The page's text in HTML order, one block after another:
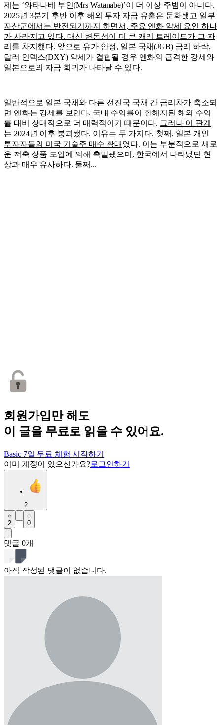
제는 ‘와타나베 부인(Mrs Watanabe)’이 더 이상 주범이 아니다.
2025년 3분기 후반 이후 해외 투자 자금 유출은 둔화됐고 일부
자산군에서는 반전되기까지 하면서, 주요 엔화 약세 요인 하나
가 사라지고 있다. 대신 변동성이 더 큰 캐리 트레이드가 그 자
리를 차지했다. 앞으로 유가 안정, 일본 국채(JGB) 금리 하락,
달러 인덱스(DXY) 약세가 결합될 경우 엔화의 급격한 강세와
일본으로의 자금 회귀가 나타날 수 있다.
일반적으로 일본 국채와 다른 선진국 국채 간 금리차가 축소되
면 엔화는 강세 를 보인다. 국내 수익률이 환헤지된 해외 수익
률 대비 상대적으로 더 매력적이기 때문이다. 그러나 이 관계
는 2024년 이후 붕괴 됐다. 이유는 두 가지다. 첫째, 일본 개인
투자자들의 미국 기술주 매수 확대 였다. 이는 부분적으로 새로
운 저축 상품 도입에 의해 촉발됐으며, 한국에서 나타났던 현
상과 매우 유사하다. 둘째...
회원가입만 해도
이 글을 무료로 읽을 수 있어요.
Basic 7일 무료 체험 시작하기
이미 계정이 있으신가요?로그인하기
2
2 0
댓글 0개
아직 작성된 댓글이 없습니다.